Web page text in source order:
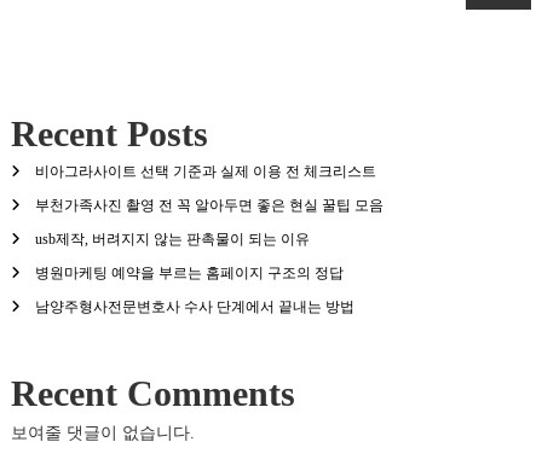
Recent Posts
비아그라사이트 선택 기준과 실제 이용 전 체크리스트
부천가족사진 촬영 전 꼭 알아두면 좋은 현실 꿀팁 모음
usb제작, 버려지지 않는 판촉물이 되는 이유
병원마케팅 예약을 부르는 홈페이지 구조의 정답
남양주형사전문변호사 수사 단계에서 끝내는 방법
Recent Comments
보여줄 댓글이 없습니다.